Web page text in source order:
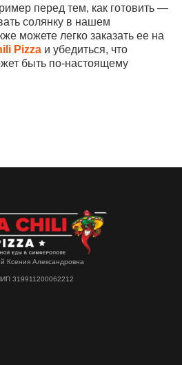
перед тем, как готовить —
солянку в нашем
можете легко заказать ее на
Pizza и убедиться, что
быть по-настоящему
Ксения Александровна
319911200062212